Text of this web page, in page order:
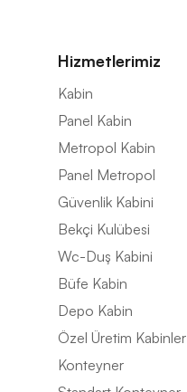
Hizmetlerimiz
Kabin
Panel Kabin
Metropol Kabin
Panel Metropol
Güvenlik Kabini
Bekçi Kulübesi
Wc-Duş Kabini
Büfe Kabin
Depo Kabin
Özel Üretim Kabinler
Konteyner